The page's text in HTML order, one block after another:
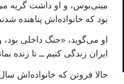
مینی‌بوس، و او داشت گریه
بود که خانواده‌اش پناهنده
او می‌گوید، «جنگ داخلی
ایران زندگی کنیم ‌ــ‌ تا زنده